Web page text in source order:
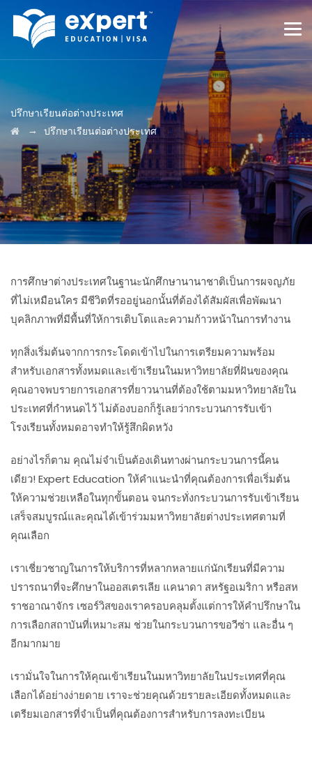
ปรึกษาเรียนต่อต่างประเทศ
→ ปรึกษาเรียนต่อต่างประเทศ
การศึกษาต่างประเทศในฐานะนักศึกษานานาชาติเป็นการผจญภัย
ที่ไม่เหมือนใคร มีชีวิตที่รออยู่นอกนั้นที่ต้องได้สัมผัสเพื่อพัฒนา
บุคลิกภาพที่มีพื้นที่ให้การเติบโตและความก้าวหน้าในการทำงาน
ทุกสิ่งเริ่มต้นจากการกระโดดเข้าไปในการเตรียมความพร้อม
สำหรับเอกสารทั้งหมดและเข้าเรียนในมหาวิทยาลัยที่ฝันของคุณ
คุณอาจพบรายการเอกสารที่ยาวนานที่ต้องใช้ตามมหาวิทยาลัยใน
ประเทศที่กำหนดไว้ ไม่ต้องบอกก็รู้เลยว่ากระบวนการรับเข้า
โรงเรียนทั้งหมดอาจทำให้รู้สึกผิดหวัง
อย่างไรก็ตาม คุณไม่จำเป็นต้องเดินทางผ่านกระบวนการนี้คน
เดียว! Expert Education ให้คำแนะนำที่คุณต้องการเพื่อเริ่มต้น
ให้ความช่วยเหลือในทุกขั้นตอน จนกระทั่งกระบวนการรับเข้าเรียน
เสร็จสมบูรณ์และคุณได้เข้าร่วมมหาวิทยาลัยต่างประเทศตามที่
คุณเลือก
เราเชี่ยวชาญในการให้บริการที่หลากหลายแก่นักเรียนที่มีความ
ปรารถนาที่จะศึกษาในออสเตรเลีย แคนาดา สหรัฐอเมริกา หรือสห
ราชอาณาจักร เซอร์วิสของเราครอบคลุมตั้งแต่การให้คำปรึกษาใน
การเลือกสถาบันที่เหมาะสม ช่วยในกระบวนการขอวีซ่า และอื่น ๆ
อีกมากมาย
เรามั่นใจในการให้คุณเข้าเรียนในมหาวิทยาลัยในประเทศที่คุณ
เลือกได้อย่างง่ายดาย เราจะช่วยคุณด้วยรายละเอียดทั้งหมดและ
เตรียมเอกสารที่จำเป็นที่คุณต้องการสำหรับการลงทะเบียน